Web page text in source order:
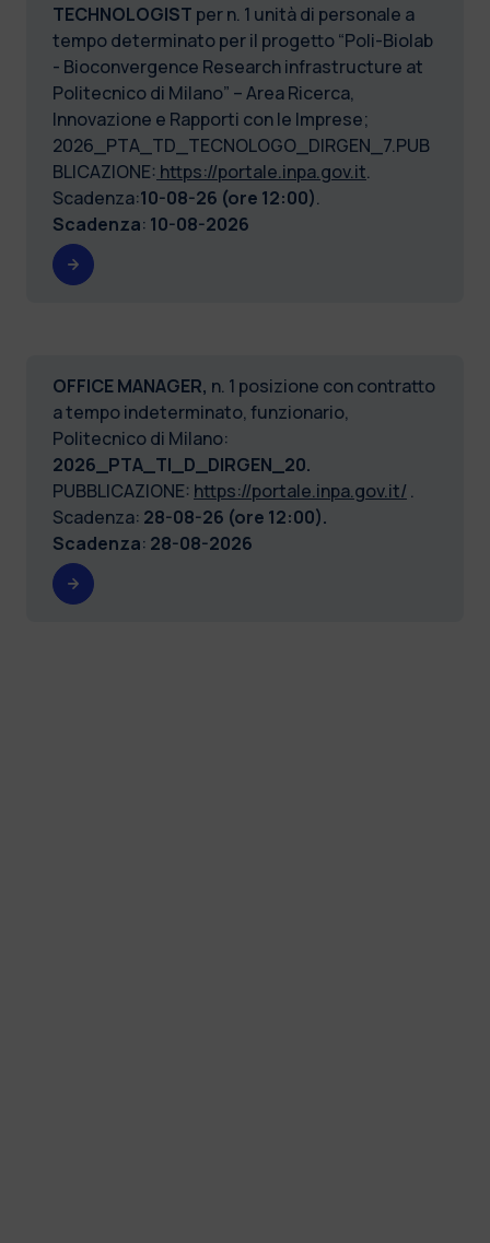
TECHNOLOGIST per n. 1 unità di personale a
tempo determinato per il progetto “Poli-Biolab
- Bioconvergence Research infrastructure at
Politecnico di Milano” – Area Ricerca,
Innovazione e Rapporti con le Imprese;
2026_PTA_TD_TECNOLOGO_DIRGEN_7.PUB
BLICAZIONE: https://portale.inpa.gov.it.
Scadenza:10-08-26 (ore 12:00).
Scadenza: 10-08-2026
OFFICE MANAGER, n. 1 posizione con contratto
a tempo indeterminato, funzionario,
Politecnico di Milano:
2026_PTA_TI_D_DIRGEN_20.
PUBBLICAZIONE: https://portale.inpa.gov.it/ .
Scadenza: 28-08-26 (ore 12:00).
Scadenza: 28-08-2026